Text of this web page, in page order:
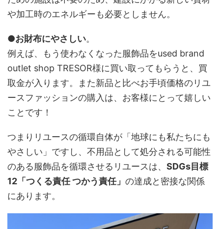
や加工時のエネルギーも必要としません。
●お財布にやさしい。
例えば、もう使わなくなった服飾品をused brand
outlet shop TRESOR様に買い取ってもらうと、買
取金が入ります。また新品と比べお手頃価格のリユ
ースファッションの購入は、お客様にとって嬉しい
ことです！
つまりリユースの循環自体が「地球にも私たちにも
やさしい」ですし、不用品として処分される可能性
のある服飾品を循環させるリユースは、 SDGs目標
12「つくる責任 つかう責任」 の達成と密接な関係
にあります。